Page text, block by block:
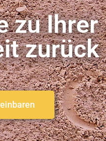
zu Ihrer
zurück